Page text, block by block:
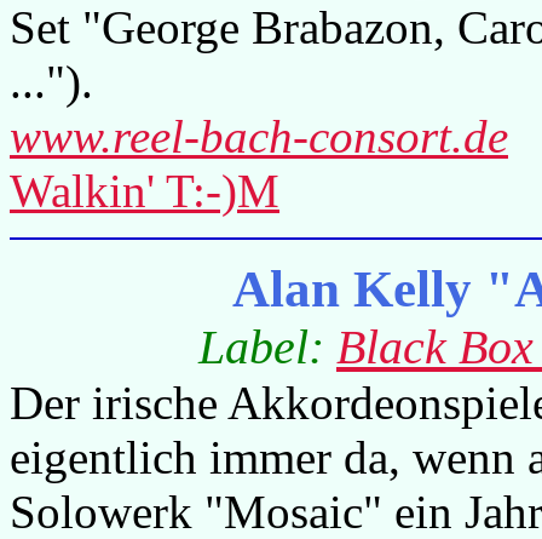
Set "George Brabazon,
...").
www.reel-bach-consort.de
Walkin' T:-)M
Alan Kelly
Label: Black
Der irische
eigentlich immer da, wenn
Solowerk "Mosaic" ein